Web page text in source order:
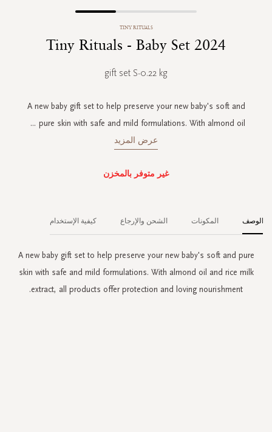
gallery
TINY RITUALS
Tiny Rituals - Baby Set 2024
gift set S-0.22 kg
A new baby gift set to help preserve your new baby's soft and
pure skin with safe and mild formulations. With almond oil
...
عرض المزيد
غير متوفر بالمخزن
الوصف
A new baby gift set to help preserve your new baby's soft and pure
skin with safe and mild formulations. With almond oil and rice milk
extract, all products offer protection and loving nourishment.
المكونات الشحن والإرجاع كيفية الإستخدام